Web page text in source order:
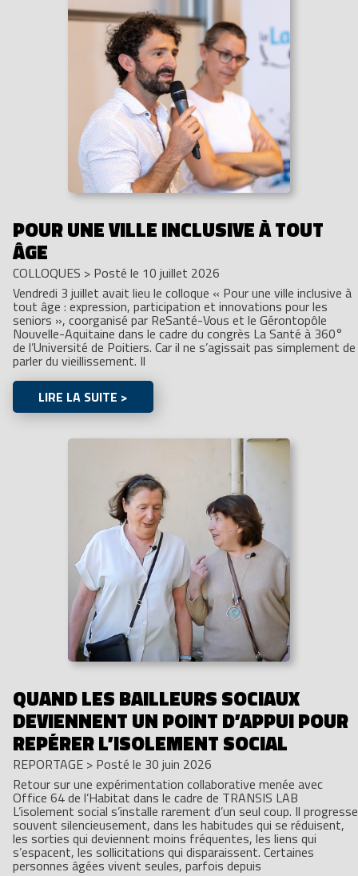
POUR UNE VILLE INCLUSIVE À TOUT
ÂGE
COLLOQUES > Posté le 10 juillet 2026
Vendredi 3 juillet avait lieu le colloque « Pour une ville inclusive à
tout âge : expression, participation et innovations pour les
seniors », coorganisé par ReSanté-Vous et le Gérontopôle
Nouvelle-Aquitaine dans le cadre du congrès La Santé à 360°
de l’Université de Poitiers. Car il ne s’agissait pas simplement de
parler du vieillissement. Il
LIRE LA SUITE >
QUAND LES BAILLEURS SOCIAUX
DEVIENNENT UN POINT D’APPUI POUR
REPÉRER L’ISOLEMENT SOCIAL
REPORTAGE > Posté le 30 juin 2026
Retour sur une expérimentation collaborative menée avec
Office 64 de l’Habitat dans le cadre de TRANSIS LAB
L’isolement social s’installe rarement d’un seul coup. Il progresse
souvent silencieusement, dans les habitudes qui se réduisent,
les sorties qui deviennent moins fréquentes, les liens qui
s’espacent, les sollicitations qui disparaissent. Certaines
personnes âgées vivent seules, parfois depuis